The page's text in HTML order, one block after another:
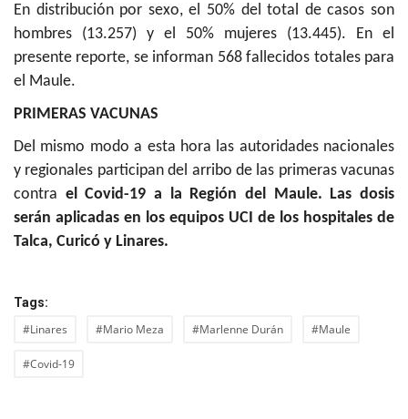
En distribución por sexo, el 50% del total de casos son
hombres (13.257) y el 50% mujeres (13.445). En el
presente reporte, se informan 568 fallecidos totales para
el Maule.
PRIMERAS VACUNAS
Del mismo modo a esta hora las autoridades nacionales
y regionales participan del arribo de las primeras vacunas
contra el Covid-19 a la Región del Maule. Las dosis
serán aplicadas en los equipos UCI de los hospitales de
Talca, Curicó y Linares.
Tags:
#Linares #Mario Meza #Marlenne Durán #Maule
#Covid-19